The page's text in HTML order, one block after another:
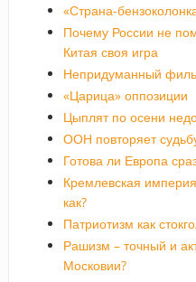
«Страна-
Почему России не
Китая своя игра
Непридуманный
«Царица» оппозиции
Цыплят по осени
ООН повторяет
Готова ли Европа
Кремлевская
как?
Патриотизм как
Рашизм – точный и
Московии?